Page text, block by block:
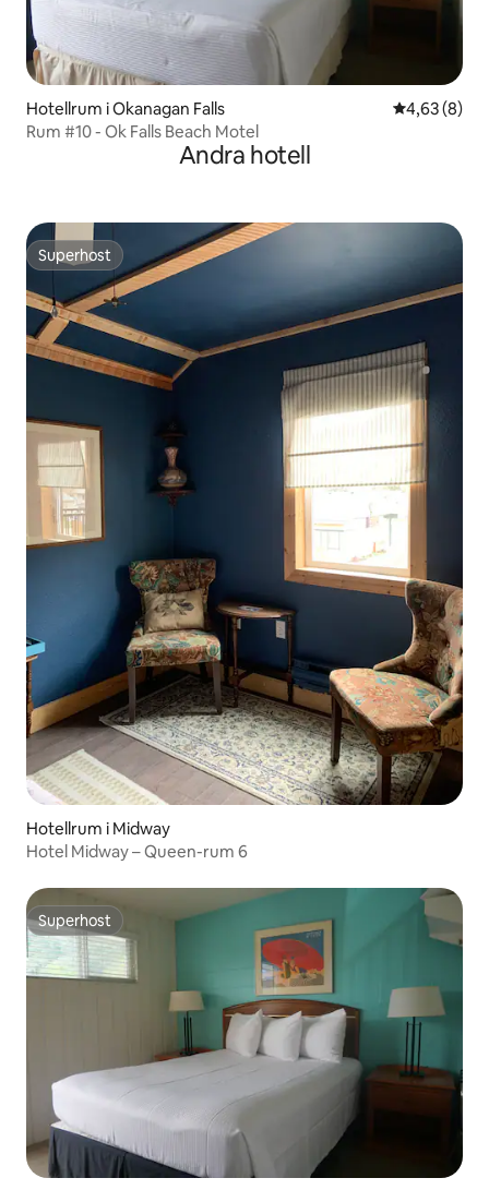
Hotellrum i Okanagan Falls 4,63 av 5 i
4,63 (8)
Rum #10 - Ok Falls Beach Motel
Andra hotell
Superhost
Superhost
Hotellrum i Midway
Hotel Midway – Queen-rum 6
Superhost
Superhost